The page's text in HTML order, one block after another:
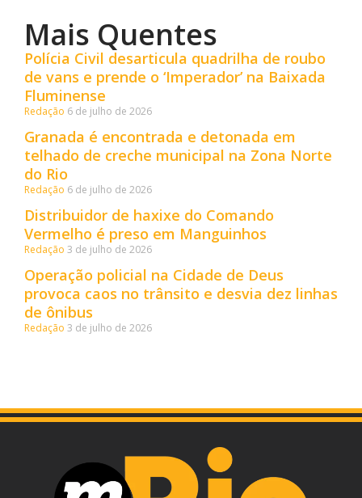
Mais Quentes
Polícia Civil desarticula quadrilha de roubo
de vans e prende o ‘Imperador’ na Baixada
Fluminense
Redação 6 de julho de 2026
Granada é encontrada e detonada em
telhado de creche municipal na Zona Norte
do Rio
Redação 6 de julho de 2026
Distribuidor de haxixe do Comando
Vermelho é preso em Manguinhos
Redação 3 de julho de 2026
Operação policial na Cidade de Deus
provoca caos no trânsito e desvia dez linhas
de ônibus
Redação 3 de julho de 2026